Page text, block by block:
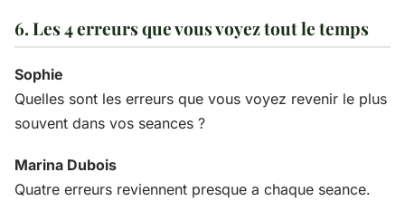
6. Les 4 erreurs que vous voyez tout le temps
Sophie
Quelles sont les erreurs que vous voyez revenir le plus
souvent dans vos seances ?
Marina Dubois
Quatre erreurs reviennent presque a chaque seance.